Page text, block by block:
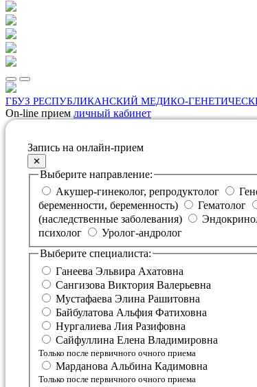
ГБУЗ РЕСПУБЛИКАНСКИЙ МЕДИКО-
On-line прием личный кабинет
Запись на онлайн-прием
✕
Выберите направление:
Акушер-гинеколог, репродуктолог
беременности, беременность)
Гематолог
(наследственные заболевания)
психолог
Уролог-андролог
Выберите специалиста:
Ганеева Эльвира Ахатовна
Сангизова Виктория Валерьевна
Мустафаева Элина Рашитовна
Байбулатова Альфия Фатиховна
Нургалиева Лия Разифовна
Сайфуллина Елена Владимировна
Только после первичного очного приема
Марданова Альбина Кадимовна
Только после первичного очного приема